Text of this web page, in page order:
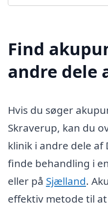
Find
andre dele
Hvis du søger
Skraverup, kan du
klinik i andre dele af
finde behandling i
eller på Sjælland.
effektiv metode til